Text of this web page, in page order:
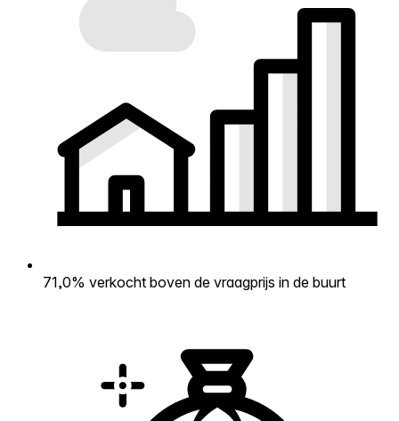
71,0% verkocht boven de vraagprijs in de buurt